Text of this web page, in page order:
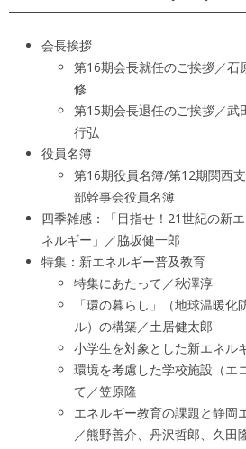
会長挨拶
第16期会長就任のご挨拶／石
修
第15期会長退任のご挨拶／武
行弘
役員名簿
第16期役員名簿/第12期関西支
部幹事会役員名簿
四季雑感：「目指せ！21世紀の新エ
ネルギー」／脇坂健一郎
特集：新エネルギー普及教育
特集にあたって／秋澤淳
「環の暮らし」（地球温暖
ル）の構築／土居健太郎
小学生を対象とした新エネル
環境を考慮した学校施設（エ
て／笠原隆
エネルギー教育の課題と静岡
／熊野善介、丹沢哲郎、久田